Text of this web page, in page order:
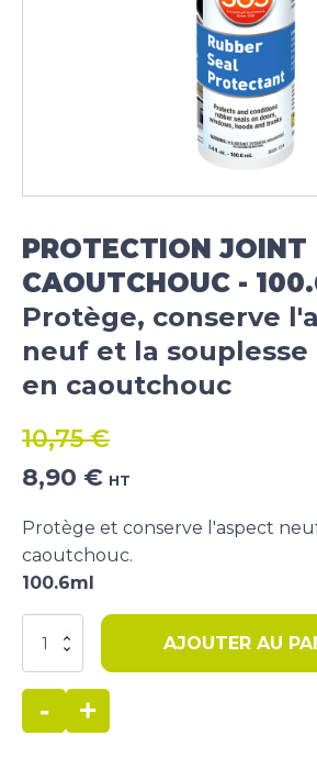
PROTECTION JOINT
CAOUTCHOUC -
Protège, conserve
neuf et la
en caoutchouc
10,75€
Le
initial
était :
10,75 €.
8,90 €Le
actuel
est :
HT
Protège et conserve l'aspect
caoutchouc.
100.6ml
quantité
303
Protection
joint
caoutchouc
AJOUTER AU
- +